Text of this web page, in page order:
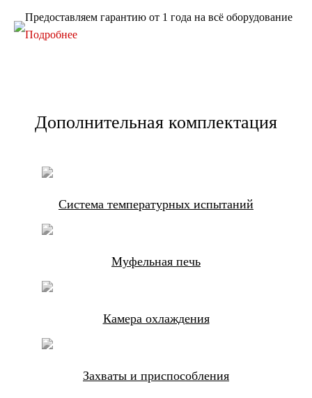
Предоставляем гарантию от 1 года на всё оборудование
Подробнее
Дополнительная комплектация
Система температурных испытаний
Муфельная печь
Камера охлаждения
Захваты и приспособления